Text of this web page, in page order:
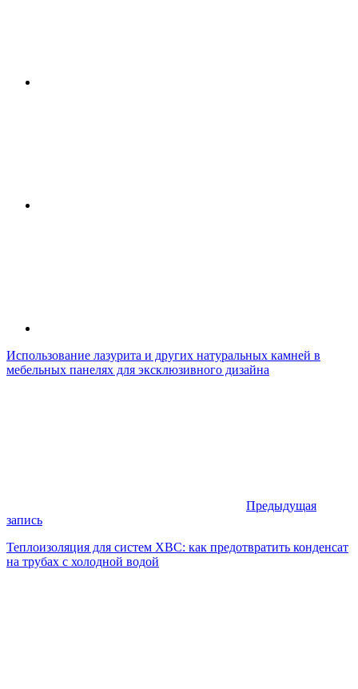
Использование лазурита и других натуральных камней в
мебельных панелях для эксклюзивного дизайна
Предыдущая
запись
Теплоизоляция для систем ХВС: как предотвратить конденсат
на трубах с холодной водой